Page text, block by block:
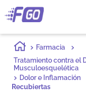
Farmacia
Tratamiento contra el
Musculoesquelética
Dolor e Inflamación
Recubiertas